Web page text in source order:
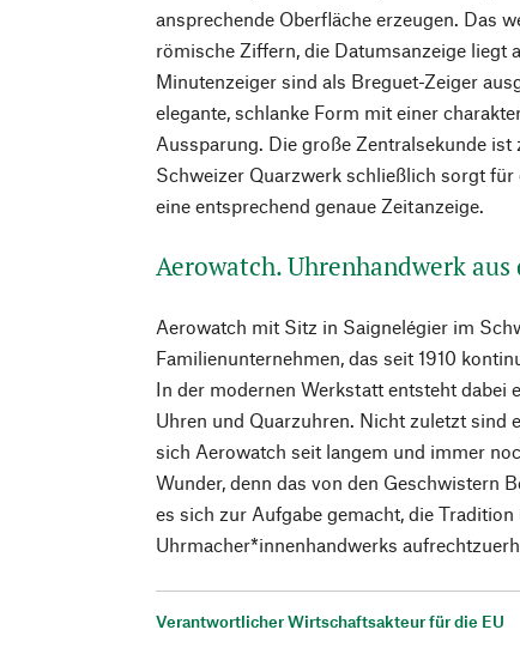
ansprechende Oberfläche erzeugen. Das
römische Ziffern, die Datumsanzeige liegt
Minutenzeiger sind als Breguet-Zeiger
elegante, schlanke Form mit einer
Aussparung. Die große Zentralsekunde
Schweizer Quarzwerk schließlich sorgt
eine entsprechend genaue Zeitanzeige.
Aerowatch. Uhrenhandwerk aus
Aerowatch mit Sitz in Saignelégier im
Familienunternehmen, das seit 1910
In der modernen Werkstatt entsteht dabei
Uhren und Quarzuhren. Nicht zuletzt sind
sich Aerowatch seit langem und immer
Wunder, denn das von den Geschwistern
es sich zur Aufgabe gemacht, die
Uhrmacher*innenhandwerks
Verantwortlicher Wirtschaftsakteur für die EU